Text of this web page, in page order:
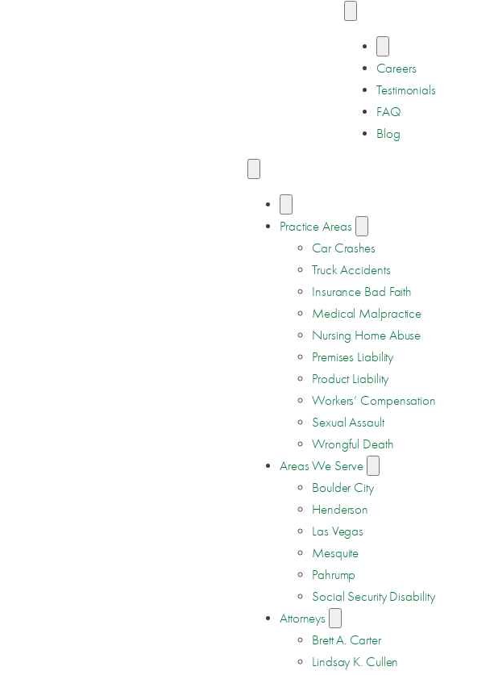
Careers
Testimonials
FAQ
Blog
Practice Areas
Car Crashes
Truck Accidents
Insurance Bad Faith
Medical Malpractice
Nursing Home Abuse
Premises Liability
Product Liability
Workers’ Compensation
Sexual Assault
Wrongful Death
Areas We Serve
Boulder City
Henderson
Las Vegas
Mesquite
Pahrump
Social Security Disability
Attorneys
Brett A. Carter
Lindsay K. Cullen